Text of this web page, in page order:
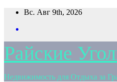
Перейти
содержимому
Вс. Авг 9th, 2026
Райские
Недвижимость для Отдыха за